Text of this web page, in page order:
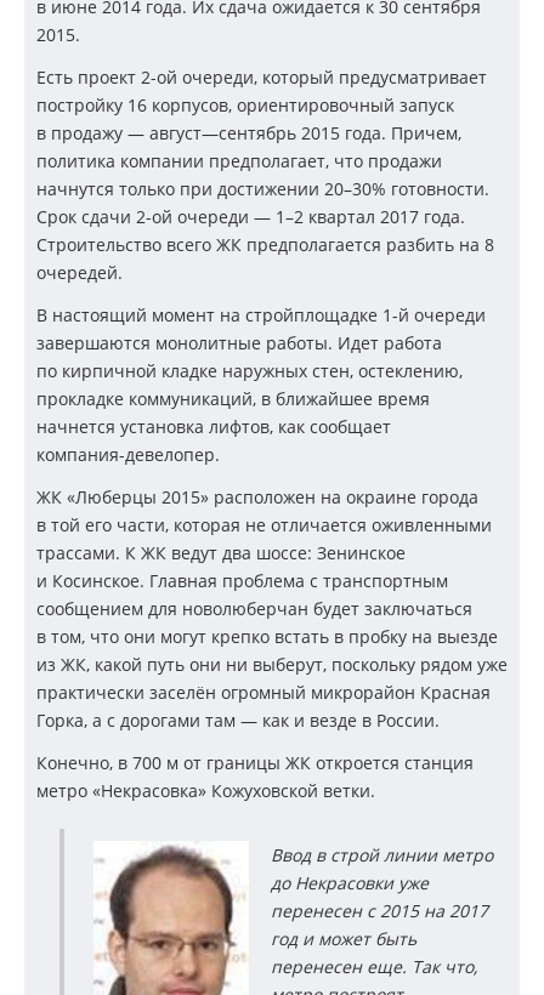
в июне 2014 года. Их сдача ожидается к 30 сентября
2015.
Есть проект 2-ой очереди, который предусматривает
постройку 16 корпусов, ориентировочный запуск
в продажу — август—сентябрь 2015 года. Причем,
политика компании предполагает, что продажи
начнутся только при достижении 20–30% готовности.
Срок сдачи 2-ой очереди — 1–2 квартал 2017 года.
Строительство всего ЖК предполагается разбить на 8
очередей.
В настоящий момент на стройплощадке 1-й очереди
завершаются монолитные работы. Идет работа
по кирпичной кладке наружных стен, остеклению,
прокладке коммуникаций, в ближайшее время
начнется установка лифтов, как сообщает
компания-девелопер.
ЖК «Люберцы 2015» расположен на окраине города
в той его части, которая не отличается оживленными
трассами. К ЖК ведут два шоссе: Зенинское
и Косинское. Главная проблема с транспортным
сообщением для новолюберчан будет заключаться
в том, что они могут крепко встать в пробку на выезде
из ЖК, какой путь они ни выберут, поскольку рядом уже
практически заселён огромный микрорайон Красная
Горка, а с дорогами там — как и везде в России.
Конечно, в 700 м от границы ЖК откроется станция
метро «Некрасовка» Кожуховской ветки.
Ввод в строй линии метро
до Некрасовки уже
перенесен с 2015 на 2017
год и может быть
перенесен еще. Так что,